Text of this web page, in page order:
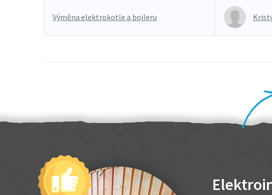
Výměna elektrokotle a bojleru